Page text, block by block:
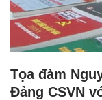
Tọa đàm
Đảng CSVN